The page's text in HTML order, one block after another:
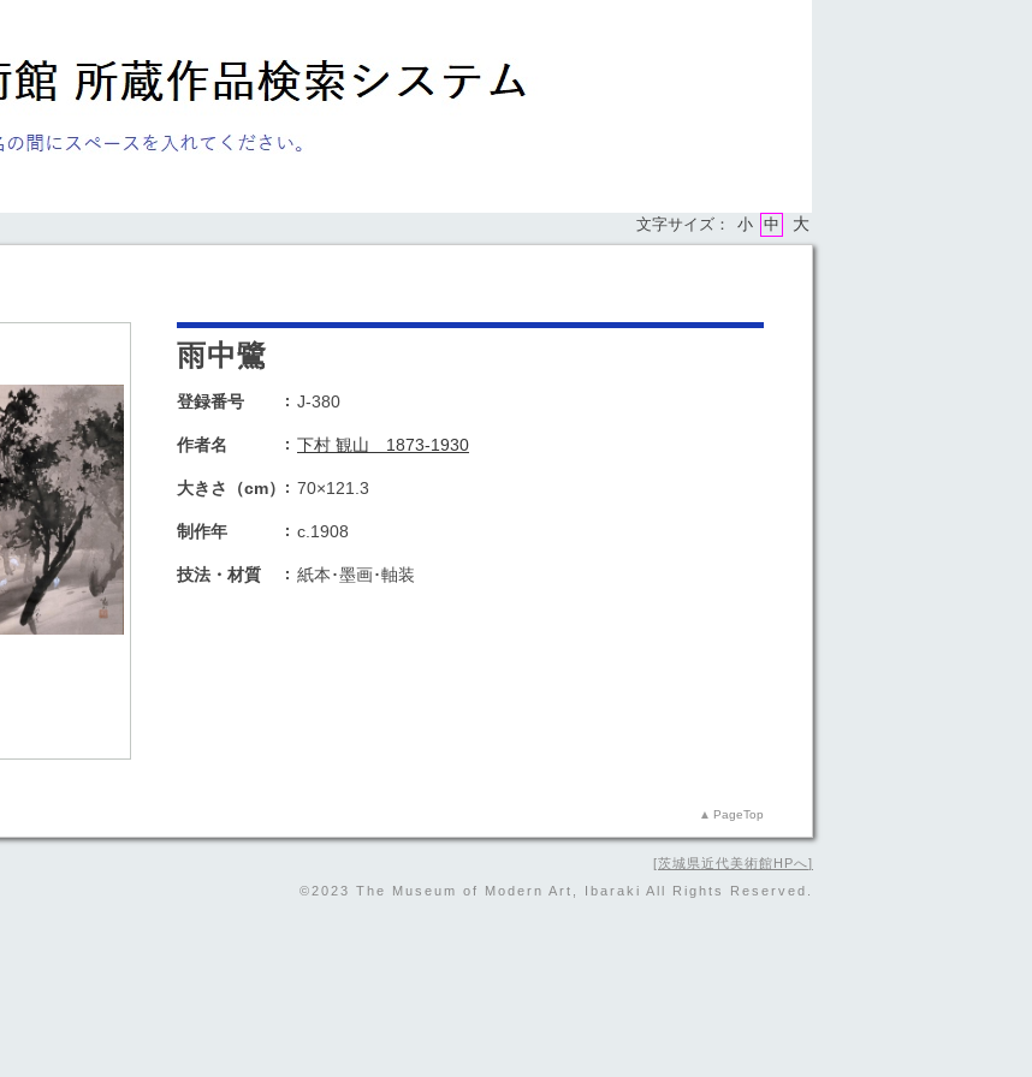
文字サイズ： 小 中 大
雨中鷺
登録番号 J-380
作者名 下村 観山 1873-1930
大きさ（cm） 70×121.3
制作年 c.1908
技法・材質 紙本･墨画･軸装
PageTop
茨城県近代美術館HPへ
©2023 The Museum of Modern Art, Ibaraki All Rights Reserved.